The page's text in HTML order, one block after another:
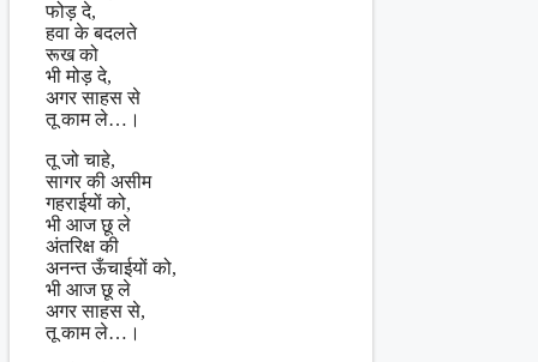
फोड़ दे,
हवा के बदलते
रूख को
भी मोड़ दे,
अगर साहस से
तू काम ले…।
तू जो चाहे,
सागर की असीम
गहराईयों को,
भी आज छू ले
अंतरिक्ष की
अनन्त ऊँचाईयों को,
भी आज छू ले
अगर साहस से,
तू काम ले…।